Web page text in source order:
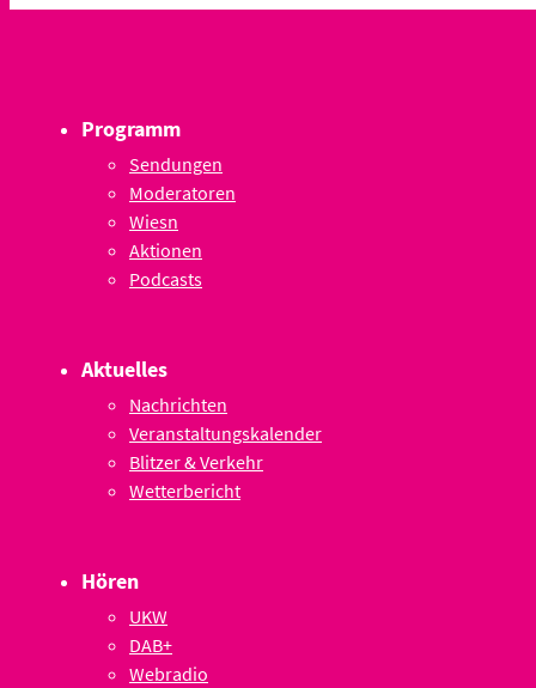
Programm
Sendungen
Moderatoren
Wiesn
Aktionen
Podcasts
Aktuelles
Nachrichten
Veranstaltungskalender
Blitzer & Verkehr
Wetterbericht
Hören
UKW
DAB+
Webradio